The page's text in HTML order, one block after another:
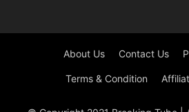
About Us Contact Us
Terms & Condition